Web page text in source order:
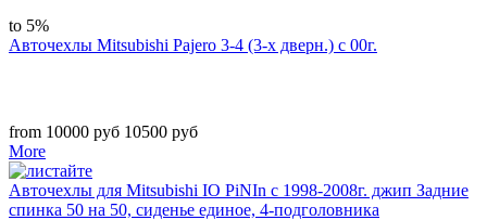
to 5%
Авточехлы Mitsubishi Pajero 3-4 (3-х дверн.) с 00г.
from 10000 руб 10500 руб
More
Авточехлы для Mitsubishi IO PiNIn с 1998-2008г. джип Задние
спинка 50 на 50, сиденье единое, 4-подголовника